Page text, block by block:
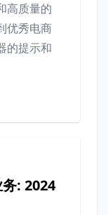
高质量的
优秀电商
的提示和
: 2024